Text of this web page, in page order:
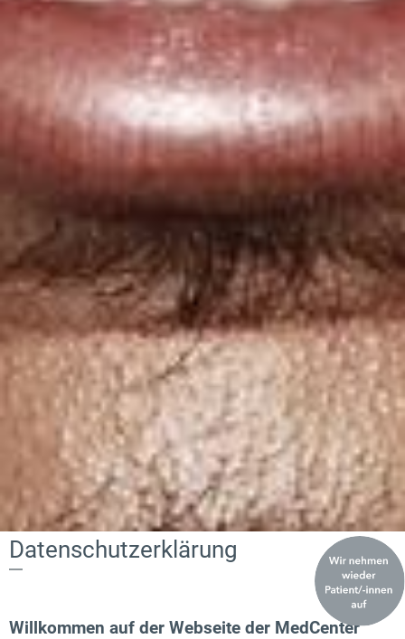
Datenschutzerklärung
Willkommen auf der Webseite der MedCenter